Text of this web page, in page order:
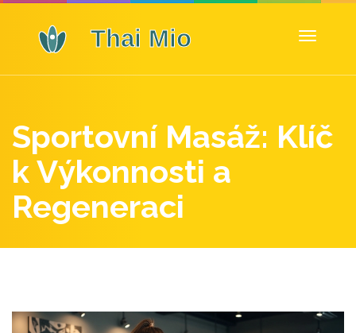
Zobrazit
Sportovní Masáž: Klíč
k Výkonnosti a
Regeneraci